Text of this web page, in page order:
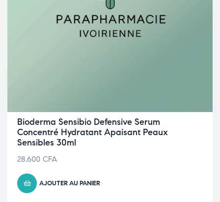
Bioderma Sensibio Defensive Serum
Concentré Hydratant Apaisant Peaux
Sensibles 30ml
28.600 CFA
AJOUTER AU PANIER